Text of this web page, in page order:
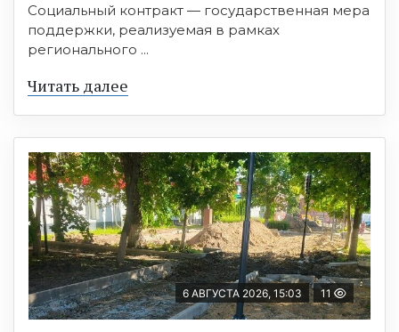
Социальный контракт — государственная мера
поддержки, реализуемая в рамках
регионального ...
Читать далее
6 АВГУСТА 2026, 15:03 11